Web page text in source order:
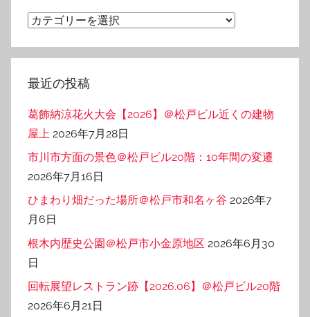
カ
ゴ
リ
最近の投稿
葛飾納涼花火大会【2026】＠松戸ビル近くの建物
屋上 2026年7月28日
市川市方面の景色＠松戸ビル20階：10年間の変遷
2026年7月16日
ひまわり畑だった場所＠松戸市和名ヶ谷 2026年7
月6日
根木内歴史公園＠松戸市小金原地区 2026年6月30
日
回転展望レストラン跡【2026.06】＠松戸ビル20階
2026年6月21日